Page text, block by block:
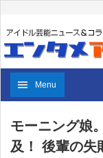
Menu
モーニング娘
及！ 後輩の失